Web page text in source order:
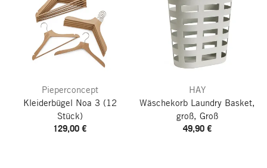
Pieperconcept
Kleiderbügel Noa 3 (12
Stück)
129,00 €
HAY
Wäschekorb Laundry Basket,
groß, Groß
49,90 €